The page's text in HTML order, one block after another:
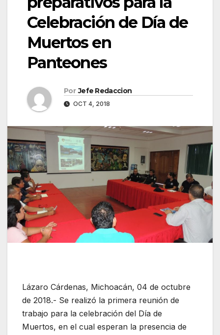
Celebración de Día de
Muertos en
Panteones
Por Jefe Redaccion
OCT 4, 2018
Lázaro Cárdenas, Michoacán, 04 de octubre
de 2018.- Se realizó la primera reunión de
trabajo para la celebración del Día de
Muertos, en el cual esperan la presencia de